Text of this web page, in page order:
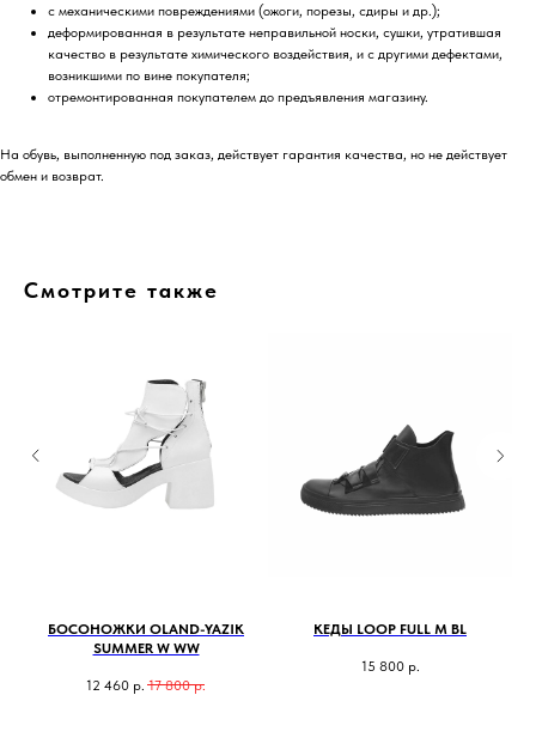
с механическими повреждениями (ожоги, порезы, сдиры и др.);
деформированная в результате неправильной носки, сушки, утратившая
качество в результате химического воздействия, и с другими дефектами,
возникшими по вине покупателя;
отремонтированная покупателем до предъявления магазину.
На обувь, выполненную под заказ, действует гарантия качества, но не действует
обмен и возврат.
Смотрите также
БОСОНОЖКИ OLAND-YAZIK
SUMMER W WW
12 460 р. 17 800 р.
КЕДЫ LOOP FULL M BL
15 800 р.